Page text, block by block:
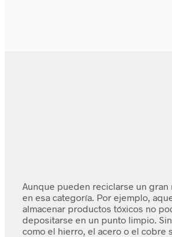
Aunque pueden reciclarse un
en esa categoría. Por ejemplo,
almacenar productos tóxicos no
depositarse en un punto limpio.
como el hierro, el acero o el cobre